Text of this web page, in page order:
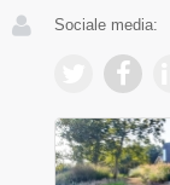
Sociale media: